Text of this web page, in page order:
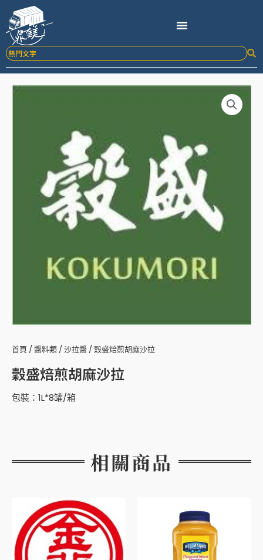
要
內
首頁 /醬料類 /沙拉醬 / 穀盛焙煎胡麻沙拉
穀盛焙煎胡麻沙拉
包裝：1L*8罐/箱
相關商品